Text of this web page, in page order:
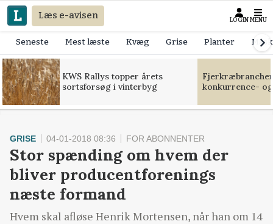
Læs e-avisen LOGIN MENU
Seneste Mest læste Kvæg Grise Planter
KWS Rallys topper årets
sortsforsøg i vinterbyg
konkurrence-
GRISE 04-01-2018 08:36 FOR ABONNENTER
Stor spænding om hvem der
bliver producentforenings
næste formand
Hvem skal afløse Henrik Mortensen, når han om 14